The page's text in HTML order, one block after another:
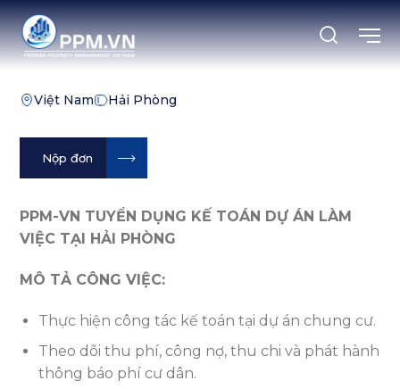
Chuyển
đến
nội
Việt Nam Hải Phòng
Nộp đơn
PPM-VN TUYỂN DỤNG KẾ TOÁN DỰ ÁN LÀM
VIỆC TẠI HẢI PHÒNG
MÔ TẢ CÔNG VIỆC:
Thực hiện công tác kế toán tại dự án chung cư.
Theo dõi thu phí, công nợ, thu chi và phát hành
thông báo phí cư dân.